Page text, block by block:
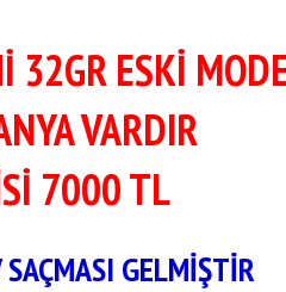
ESKİ
VARDIR
7000 TL